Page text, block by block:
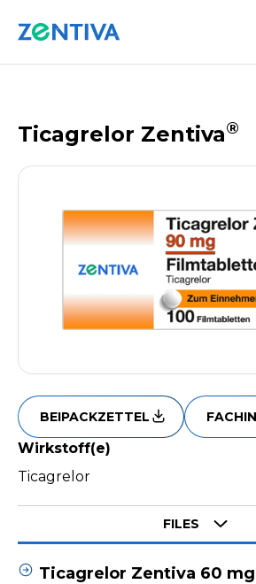
Ticagrelor Zentiva®
BEIPACKZETTEL
Wirkstoff(e)
Ticagrelor
FILES
Ticagrelor Zentiva 60